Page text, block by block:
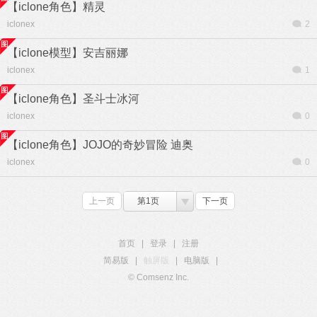
【iclone角色】精灵
iclonex 2
【iclone模型】安吉丽娜
iclonex 1
【iclone角色】圣斗士冰河
iclonex 0
【iclone角色】JOJO的奇妙冒险 迪奥
iclonex 0
上一页 第1页 下一页
首页 登录
注册
简易版
触屏版 电脑版
© Comsenz Inc.